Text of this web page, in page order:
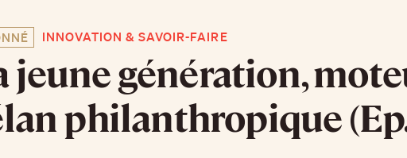
INNOVATION & SAVOIR-FAIRE
jeune génération,
philanthropique